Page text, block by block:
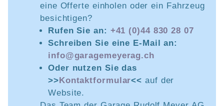
eine Offerte einholen oder ein Fahrzeug
besichtigen?
Rufen Sie an: +41 (0)44 830 28 07
Schreiben Sie eine E-Mail an:
info@garagemeyerag.ch
Oder nutzen Sie das
>>Kontaktformular<< auf der
Website.